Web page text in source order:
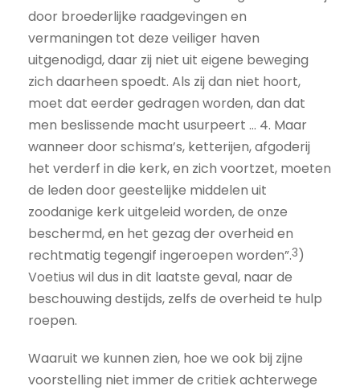
door broederlijke raadgevingen en
vermaningen tot deze veiliger haven
uitgenodigd, daar zij niet uit eigene beweging
zich daarheen spoedt. Als zij dan niet hoort,
moet dat eerder gedragen worden, dan dat
men beslissende macht usurpeert … 4. Maar
wanneer door schisma’s, ketterijen, afgoderij
het verderf in die kerk, en zich voortzet, moeten
de leden door geestelijke middelen uit
zoodanige kerk uitgeleid worden, de onze
beschermd, en het gezag der overheid en
rechtmatig tegengif ingeroepen worden”.3)
Voetius wil dus in dit laatste geval, naar de
beschouwing destijds, zelfs de overheid te hulp
roepen.
Waaruit we kunnen zien, hoe we ook bij zijne
voorstelling niet immer de critiek achterwege